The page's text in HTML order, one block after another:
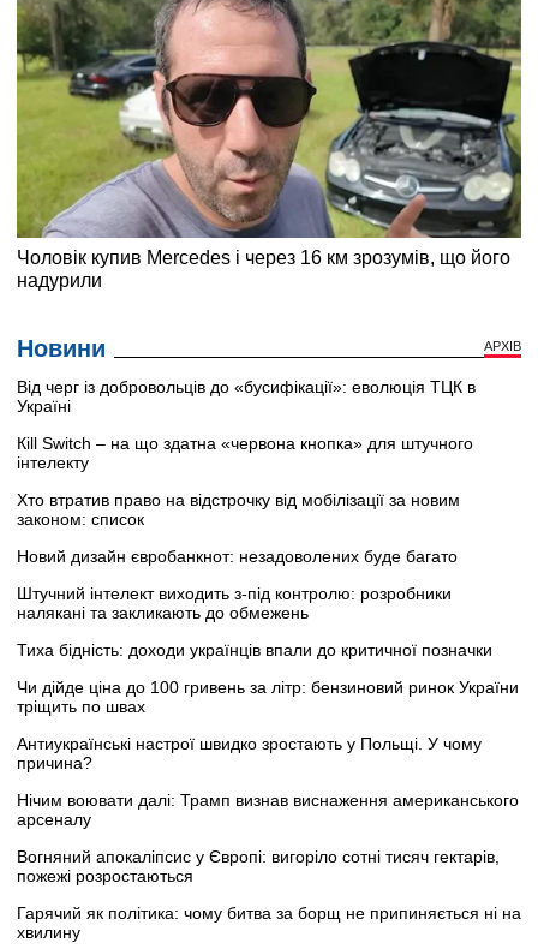
Новини АРХІВ
Від черг із добровольців до «бусифікації»: еволюція ТЦК в
Україні
Кill Switch – на що здатна «червона кнопка» для штучного
інтелекту
Хто втратив право на відстрочку від мобілізації за новим
законом: список
Новий дизайн євробанкнот: незадоволених буде багато
Штучний інтелект виходить з-під контролю: розробники
налякані та закликають до обмежень
Тиха бідність: доходи українців впали до критичної позначки
Чи дійде ціна до 100 гривень за літр: бензиновий ринок України
тріщить по швах
Антиукраїнські настрої швидко зростають у Польщі. У чому
причина?
Нічим воювати далі: Трамп визнав виснаження американського
арсеналу
Вогняний апокаліпсис у Європі: вигоріло сотні тисяч гектарів,
пожежі розростаються
Гарячий як політика: чому битва за борщ не припиняється ні на
хвилину